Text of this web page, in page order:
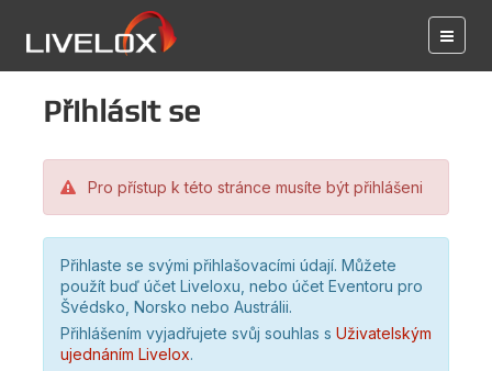
Přihlásit se
Pro přístup k této stránce musíte být přihlášeni
Přihlaste se svými přihlašovacími údají. Můžete
použít buď účet Liveloxu, nebo účet Eventoru pro
Švédsko, Norsko nebo Austrálii.
Přihlášením vyjadřujete svůj souhlas s Uživatelským
ujednáním Livelox.